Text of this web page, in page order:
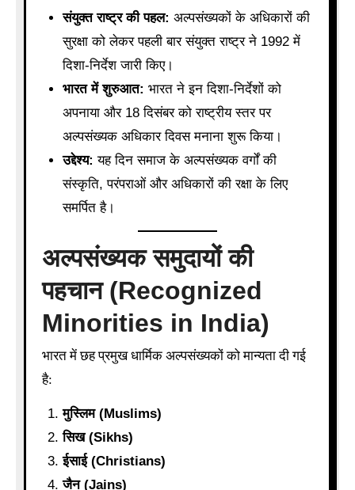
संयुक्त राष्ट्र की पहल: अल्पसंख्यकों के अधिकारों की
सुरक्षा को लेकर पहली बार संयुक्त राष्ट्र ने 1992 में
दिशा-निर्देश जारी किए।
भारत में शुरुआत: भारत ने इन दिशा-निर्देशों को
अपनाया और 18 दिसंबर को राष्ट्रीय स्तर पर
अल्पसंख्यक अधिकार दिवस मनाना शुरू किया।
उद्देश्य: यह दिन समाज के अल्पसंख्यक वर्गों की
संस्कृति, परंपराओं और अधिकारों की रक्षा के लिए
समर्पित है।
अल्पसंख्यक समुदायों की
पहचान (Recognized
Minorities in India)
भारत में छह प्रमुख धार्मिक अल्पसंख्यकों को मान्यता दी गई
है:
मुस्लिम (Muslims)
सिख (Sikhs)
ईसाई (Christians)
जैन (Jains)